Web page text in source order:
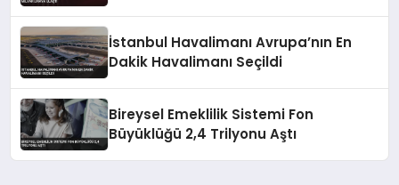
İstanbul Havalimanı Avrupa’nın En
Dakik Havalimanı Seçildi
Bireysel Emeklilik Sistemi Fon
Büyüklüğü 2,4 Trilyonu Aştı